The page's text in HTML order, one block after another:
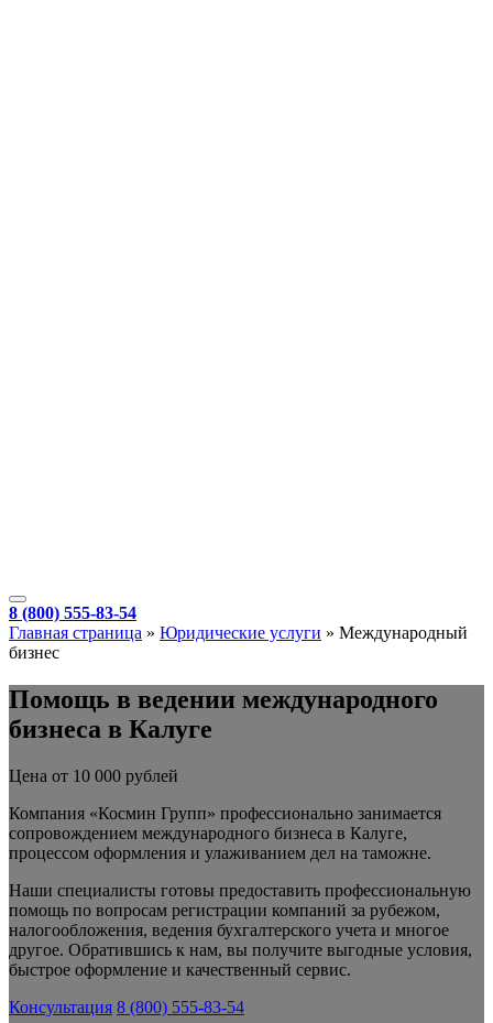
8 (800) 555-83-54
Главная страница » Юридические услуги » Международный
бизнес
Помощь в ведении международного
бизнеса в Калуге
Цена от 10 000 рублей
Компания «Космин Групп» профессионально занимается
сопровождением международного бизнеса в Калуге,
процессом оформления и улаживанием дел на таможне.
Наши специалисты готовы предоставить профессиональную
помощь по вопросам регистрации компаний за рубежом,
налогообложения, ведения бухгалтерского учета и многое
другое. Обратившись к нам, вы получите выгодные условия,
быстрое оформление и качественный сервис.
Консультация 8 (800) 555-83-54